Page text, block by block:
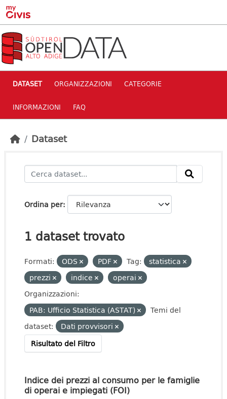
Skip to main content
DATASET ORGANIZZAZIONI CATEGORIE
INFORMAZIONI FAQ
Dataset
Ordina per
1 dataset trovato
Formati: ODS PDF Tag:
statistica
prezzi
indice
operai
Organizzazioni:
PAB: Ufficio Statistica (ASTAT)
Temi del
dataset:
Dati provvisori
Risultato del Filtro
Indice dei prezzi al consumo per le famiglie
di operai e impiegati (FOI)